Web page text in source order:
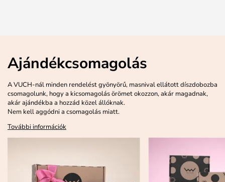
Ajándékcsomagolás
A VUCH-nál minden rendelést gyönyörű, masnival ellátott díszdobozba
csomagolunk, hogy a kicsomagolás örömet okozzon, akár magadnak,
akár ajándékba a hozzád közel állóknak.
Nem kell aggódni a csomagolás miatt.
További információk